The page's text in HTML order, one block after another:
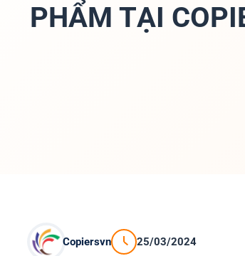
PHẨM TẠI
Copiersvn 25/03/2024